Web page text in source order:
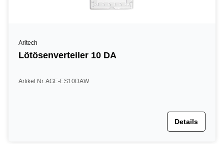
Aritech
Lötösenverteiler 10 DA
Artikel Nr. AGE-ES10DAW
Details